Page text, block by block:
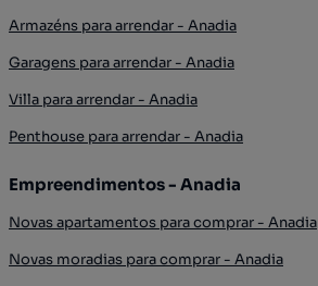
Armazéns para arrendar - Anadia
Garagens para arrendar - Anadia
Villa para arrendar - Anadia
Penthouse para arrendar - Anadia
Empreendimentos - Anadia
Novas apartamentos para comprar - Anadia
Novas moradias para comprar - Anadia